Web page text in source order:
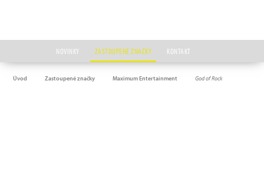
NOVINKY ZASTOUPENÉ ZNAČKY KONTAKT
Úvod Zastoupené značky Maximum Entertainment God of Rock